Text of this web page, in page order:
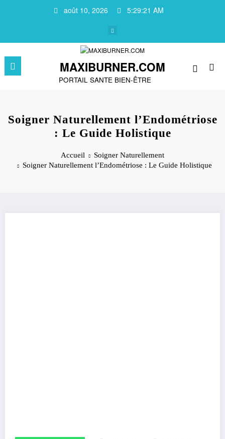
août 10, 2026 5:29:21 AM
MAXIBURNER.COM
PORTAIL SANTE BIEN-ÊTRE
Soigner Naturellement l’Endométriose
: Le Guide Holistique
Accueil
Soigner Naturellement
Soigner Naturellement l’Endométriose : Le Guide Holistique